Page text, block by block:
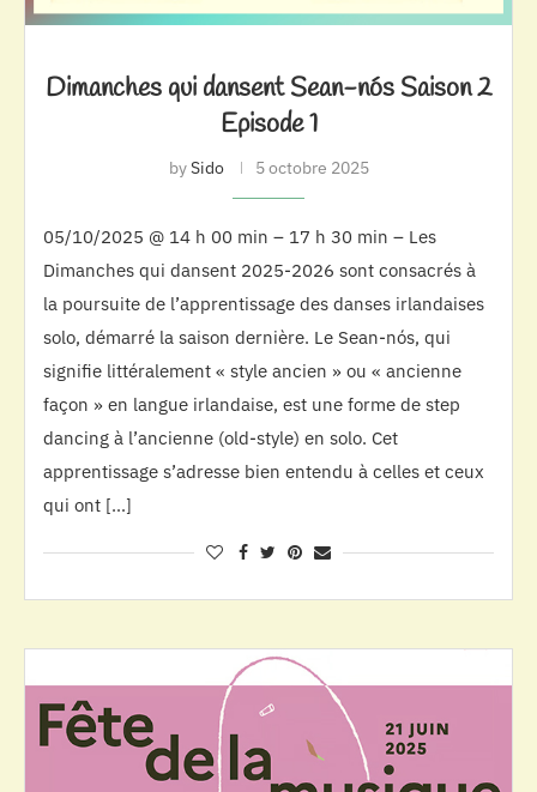
Dimanches qui dansent Sean-nós Saison 2
Episode 1
bySido 5 octobre 2025
05/10/2025 @ 14 h 00 min – 17 h 30 min – Les
Dimanches qui dansent 2025-2026 sont consacrés à
la poursuite de l’apprentissage des danses irlandaises
solo, démarré la saison dernière. Le Sean-nós, qui
signifie littéralement « style ancien » ou « ancienne
façon » en langue irlandaise, est une forme de step
dancing à l’ancienne (old-style) en solo. Cet
apprentissage s’adresse bien entendu à celles et ceux
qui ont […]